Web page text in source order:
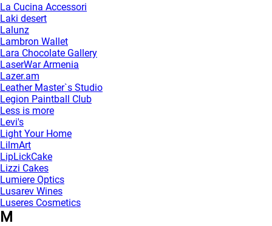
La Cucina Accessori
Laki desert
Lalunz
Lambron Wallet
Lara Chocolate Gallery
LaserWar Armenia
Lazer.am
Leather Master`s Studio
Legion Paintball Club
Less is more
Levi's
Light Your Home
LilmArt
LipLickCake
Lizzi Cakes
Lumiere Optics
Lusarev Wines
Luseres Cosmetics
M